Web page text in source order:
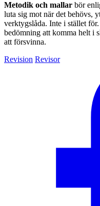
Metodik och mallar bör
luta sig mot när det behövs,
verktygslåda. Inte i stället
bedömning att komma helt i
att försvinna.
Revision Revisor